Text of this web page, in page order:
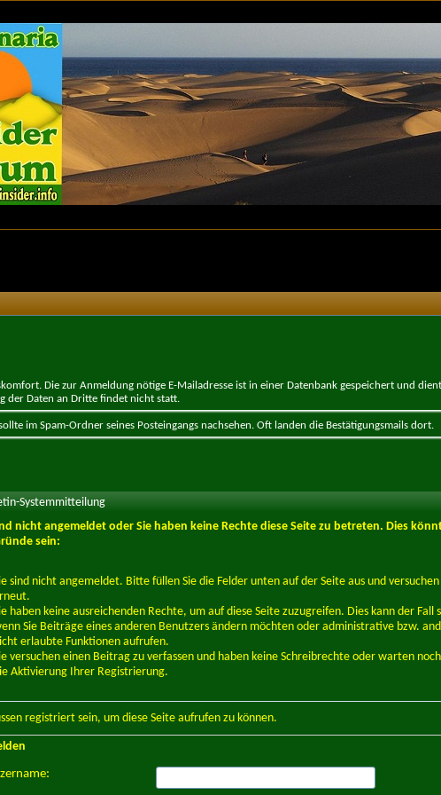
Die zur Anmeldung nötige E-Mailadresse ist in einer Datenbank gespeichert und
der Daten an Dritte findet nicht statt.
im Spam-Ordner seines Posteingangs nachsehen. Oft landen die Bestätigungsmails dort.
Systemmitteilung
nicht angemeldet oder Sie haben keine Rechte diese Seite zu betreten. Dies
sein:
sind nicht angemeldet. Bitte füllen Sie die Felder unten auf der Seite aus und versuchen
haben keine ausreichenden Rechte, um auf diese Seite zuzugreifen. Dies kann der Fall
Sie Beiträge eines anderen Benutzers ändern möchten oder administrative bzw.
erlaubte Funktionen aufrufen.
versuchen einen Beitrag zu verfassen und haben keine Schreibrechte oder warten
Aktivierung Ihrer Registrierung.
registriert sein, um diese Seite aufrufen zu können.